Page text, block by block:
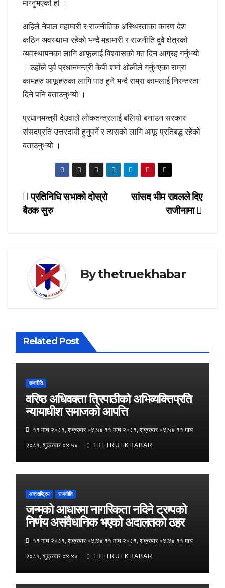
माग्नुभएको हो ।
अहिले नेपाल महामारी र राजनीतिक अस्थिरताका कारण देश
कठिन अवस्थामा रहेको भन्दै महामारी र राजनीति दुवै क्षेत्रको
व्यवस्थापनका लागि आफूलाई विश्वासको मत दिन आग्रह गर्नुभयो
। उहाँले पूर्व प्रधानमन्त्री केपी शर्मा ओलीले गर्नुभएका राम्रा
कामहरु आफूहरुका लागि पाठ हुने भन्दै राम्रा कामलाई निरन्तरता
दिने पनि बताउनुभयो ।
प्रधानमन्त्री देउवाले लोकतन्त्रलाई बलियो बनाउन सरकार
संसदप्रति उत्तरदायी हुनुपर्ने र त्यसको लागि आफू प्रतिबद्ध रहेको
बताउनुभयो ।
Post
navigation
सांसद भीम रावलले दिए
राजीनामा
प्रतिनिधि सभाको दोस्रो
बैठक सुरु
Bythetruekhabar
Related Post
राजनीति
वरिष्ठ अधिवक्ता त्रिपाठीको अभिव्यक्तिप्रति
न्यायाधीश समाजको आपत्ति
११ माघ २०८१, शुक्रबार ०४:५४ ११ माघ २०८१, शुक्रबार ०४:५४ ११ माघ
२०८१, शुक्रबार ०४:५४ THETRUEKHABAR
अन्तराष्ट्रिय राजनीति
जन्मको आधारमा नागरिकता नदिने ट्रम्पको
निर्णय असंवैधानिक भएको अदालतको ठहर
११ माघ २०८१, शुक्रबार ०४:४४ ११ माघ २०८१, शुक्रबार ०४:४४ ११ माघ
२०८१, शुक्रबार ०४:४४ THETRUEKHABAR